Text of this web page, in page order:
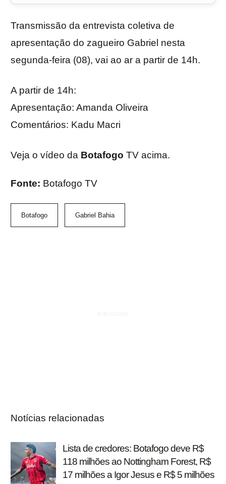
Transmissão da entrevista coletiva de
apresentação do zagueiro Gabriel nesta
segunda-feira (08), vai ao ar a partir de 14h.
A partir de 14h:
Apresentação: Amanda Oliveira
Comentários: Kadu Macri
Veja o vídeo da Botafogo TV acima.
Fonte: Botafogo TV
Botafogo Gabriel Bahia
Notícias relacionadas
Lista de credores: Botafogo deve R$
118 milhões ao Nottingham Forest, R$
17 milhões a Igor Jesus e R$ 5 milhões